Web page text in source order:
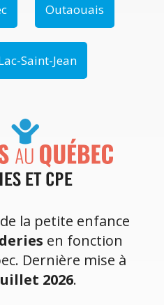
Outaouais
Saint-Jean
la petite enfance
en fonction
Dernière mise à
2026.